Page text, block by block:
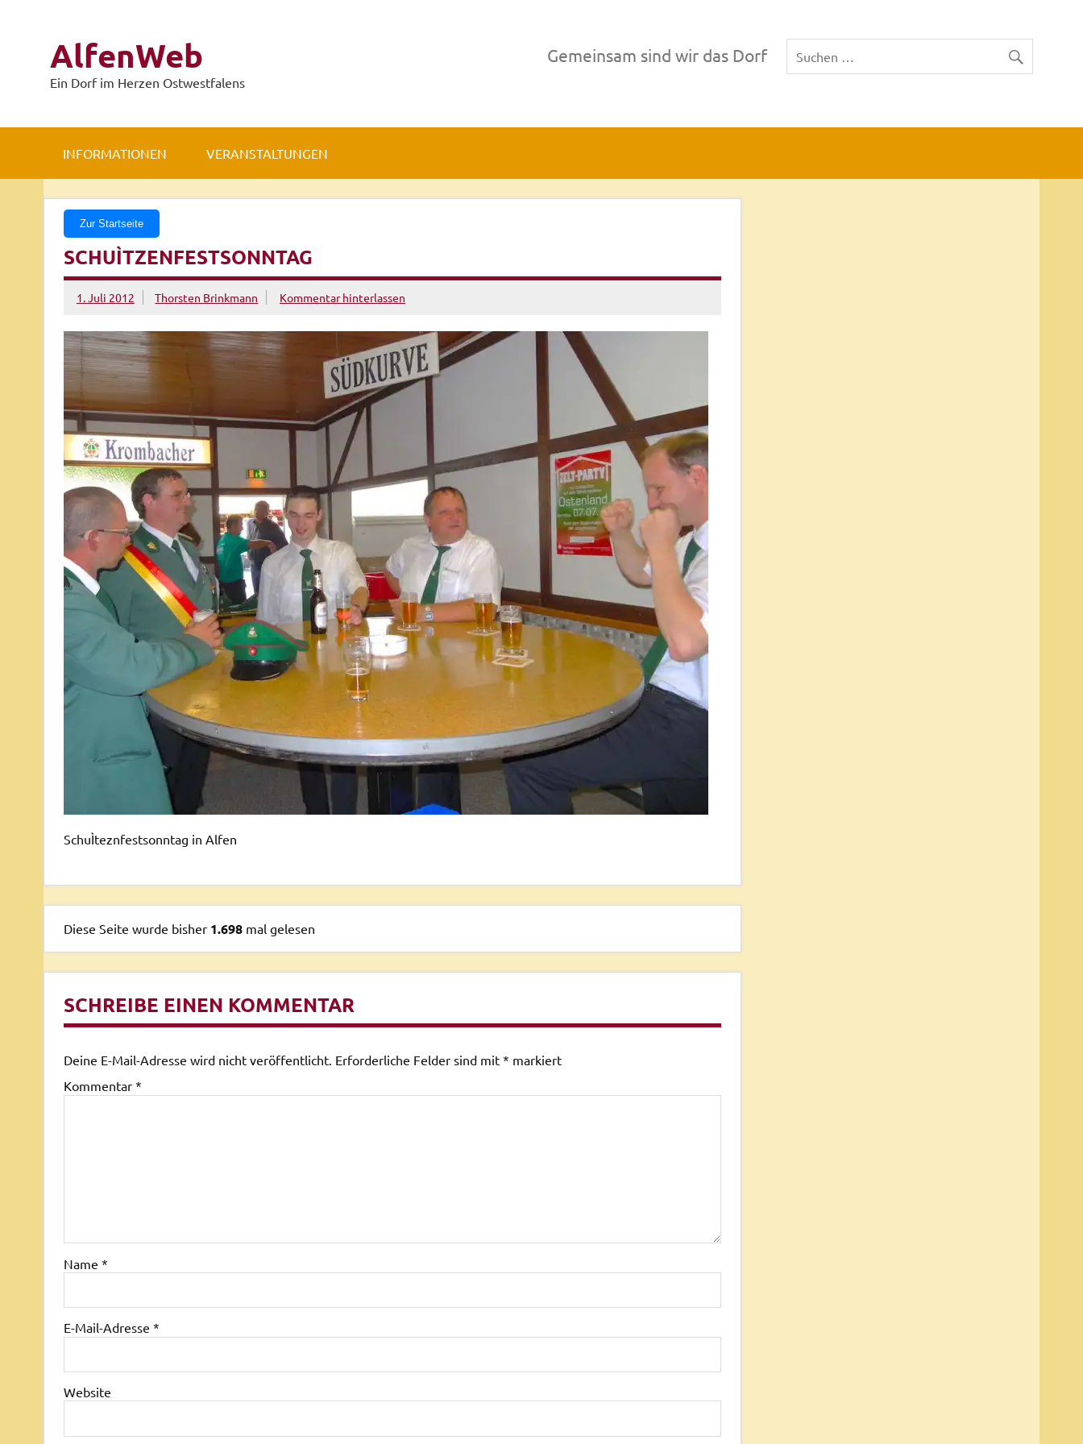
AlfenWeb
Ein Dorf im Herzen Ostwestfalens
Gemeinsam sind wir das Dorf
INFORMATIONEN VERANSTALTUNGEN
Zur Startseite
SCHUÌTZENFESTSONNTAG
1. Juli 2012 Thorsten Brinkmann Kommentar hinterlassen
SchuÌteznfestsonntag in Alfen
Diese Seite wurde bisher1.698 mal gelesen
SCHREIBE EINEN KOMMENTAR
Deine E-Mail-Adresse wird nicht veröffentlicht. Erforderliche Felder sind mit * markiert
Kommentar *
Name *
E-Mail-Adresse *
Website